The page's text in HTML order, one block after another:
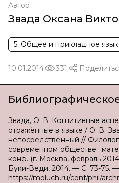
Автор
Звада Оксана
5. Общее и прикладное
10.01.2014 331
Звада, О. В. Когнитивные
отражённые в языке / О. В.
непосредственный //
современном обществе :
конф. (г. Москва, февраль
Буки-Веди, 2014. — С. 73-75.
https://moluch.ru/conf/phil/